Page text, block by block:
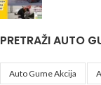
PRETRAŽI AUTO
Auto Gume Akcija